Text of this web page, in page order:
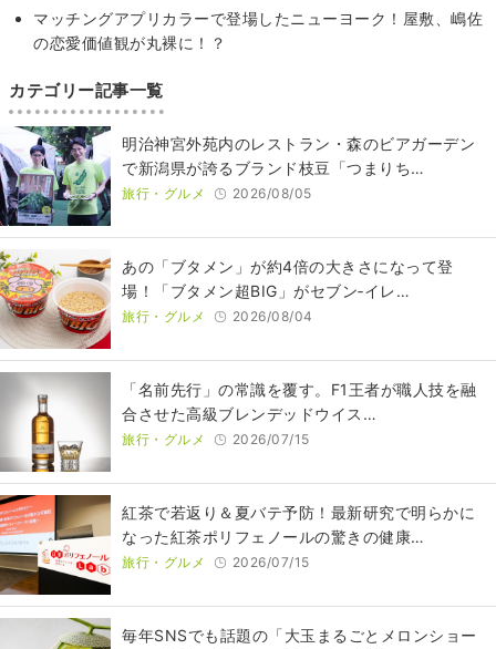
マッチングアプリカラーで登場したニューヨーク！屋敷、嶋佐
の恋愛価値観が丸裸に！？
カテゴリー記事一覧
明治神宮外苑内のレストラン・森のビアガーデン
で新潟県が誇るブランド枝豆「つまりち…
旅行・グルメ 2026/08/05
あの「ブタメン」が約4倍の大きさになって登
場！「ブタメン超BIG」がセブン‐イレ…
旅行・グルメ 2026/08/04
​​「名前先行」の常識を覆す。F1王者が職人技を融
合させた高級ブレンデッドウイス…
旅行・グルメ 2026/07/15
紅茶で若返り＆夏バテ予防！最新研究で明らかに
なった紅茶ポリフェノールの驚きの健康…
旅行・グルメ 2026/07/15
毎年SNSでも話題の「大玉まるごとメロンショー